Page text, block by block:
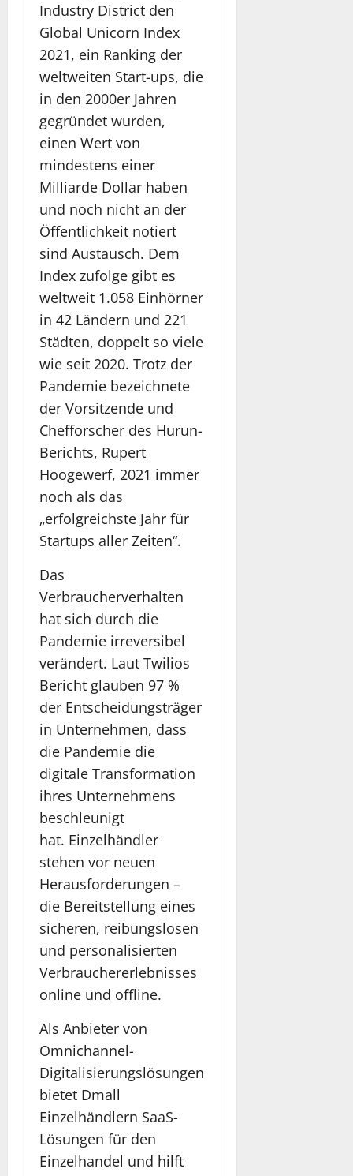
Industry District den
Global Unicorn Index
2021, ein Ranking der
weltweiten Start-ups, die
in den 2000er Jahren
gegründet wurden,
einen Wert von
mindestens einer
Milliarde Dollar haben
und noch nicht an der
Öffentlichkeit notiert
sind Austausch. Dem
Index zufolge gibt es
weltweit 1.058 Einhörner
in 42 Ländern und 221
Städten, doppelt so viele
wie seit 2020. Trotz der
Pandemie bezeichnete
der Vorsitzende und
Chefforscher des Hurun-
Berichts, Rupert
Hoogewerf, 2021 immer
noch als das
„erfolgreichste Jahr für
Startups aller Zeiten“.
Das
Verbraucherverhalten
hat sich durch die
Pandemie irreversibel
verändert. Laut Twilios
Bericht glauben 97 %
der Entscheidungsträger
in Unternehmen, dass
die Pandemie die
digitale Transformation
ihres Unternehmens
beschleunigt
hat. Einzelhändler
stehen vor neuen
Herausforderungen –
die Bereitstellung eines
sicheren, reibungslosen
und personalisierten
Verbrauchererlebnisses
online und offline.
Als Anbieter von
Omnichannel-
Digitalisierungslösungen
bietet Dmall
Einzelhändlern SaaS-
Lösungen für den
Einzelhandel und hilft